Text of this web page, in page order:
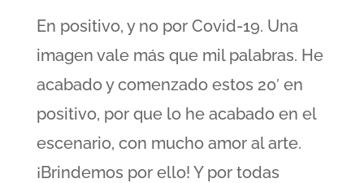
En positivo, y no por Covid-19. Una
imagen vale más que mil palabras. He
acabado y comenzado estos 20′ en
positivo, por que lo he acabado en el
escenario, con mucho amor al arte.
¡Brindemos por ello! Y por todas